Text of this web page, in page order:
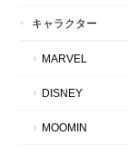
キャラクター
MARVEL
DISNEY
MOOMIN